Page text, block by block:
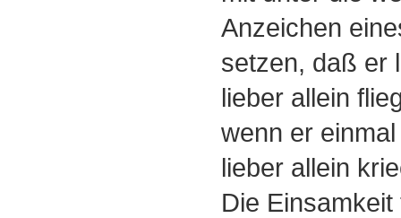
Anzeichen
setzen, daß er
lieber allein
wenn er
lieber allein
Die